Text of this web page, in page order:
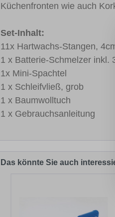
Küchenfronten wie auch
Set-Inhalt:
11x Hartwachs-Stangen,
1 x Batterie-Schmelzer inkl.
1x Mini-Spachtel
1 x Schleifvließ, grob
1 x Baumwolltuch
1 x Gebrauchsanleitung
Das könnte Sie auch